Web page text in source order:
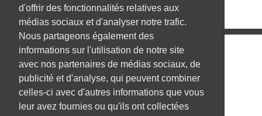
d'offrir des fonctionnalités relatives aux
médias sociaux et d'analyser notre trafic.
Nous partageons également des
informations sur l'utilisation de notre site
avec nos partenaires de médias sociaux, de
publicité et d'analyse, qui peuvent combiner
celles-ci avec d'autres informations que vous
leur avez fournies ou qu'ils ont collectées
Emplois
Emplois par secteur
Emplois par ville